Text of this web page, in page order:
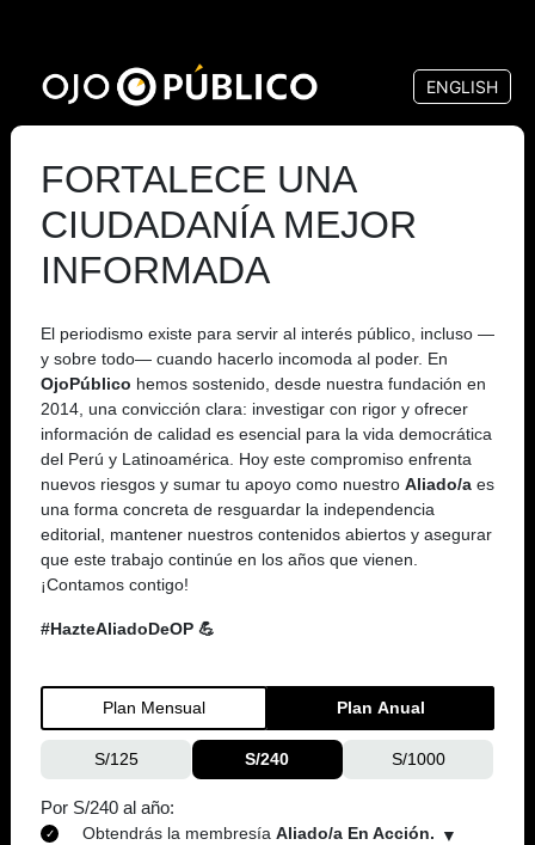
contenido
principal
ENGLISH
FORTALECE UNA
CIUDADANÍA MEJOR
INFORMADA
El periodismo existe para servir al interés público, incluso —
y sobre todo— cuando hacerlo incomoda al poder. En
OjoPúblico hemos sostenido, desde nuestra fundación en
2014, una convicción clara: investigar con rigor y ofrecer
información de calidad es esencial para la vida democrática
del Perú y Latinoamérica. Hoy este compromiso enfrenta
nuevos riesgos y sumar tu apoyo como nuestro Aliado/a es
una forma concreta de resguardar la independencia
editorial, mantener nuestros contenidos abiertos y asegurar
que este trabajo continúe en los años que vienen.
¡Contamos contigo!
#HazteAliadoDeOP 💪
Plan Mensual Plan Anual
S/125 S/240 S/1000
Por S/240 al año:
Obtendrás la membresía Aliado/a En Acción.